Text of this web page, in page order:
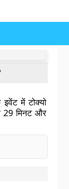
में टोक्यो
29 मिनट और